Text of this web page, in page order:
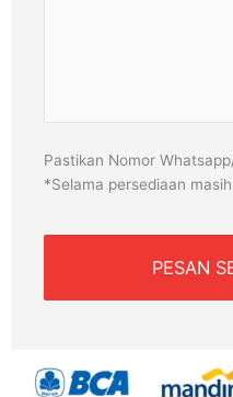
Pastikan Nomor
*Selama persediaan
PESAN